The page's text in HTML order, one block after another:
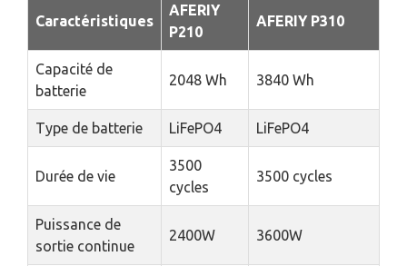
Caractéristiques
AFERIY
P210
AFERIY P310
Capacité de
batterie
2048 Wh 3840 Wh
Type de batterie LiFePO4 LiFePO4
Durée de vie
3500
cycles
3500 cycles
Puissance de
sortie continue
2400W 3600W